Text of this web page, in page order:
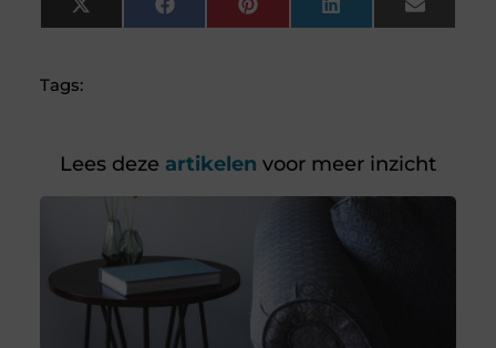
X
(Twitter)
FacebookPinterest LinkedIn Email
Tags:
Lees deze artikelen voor meer inzicht